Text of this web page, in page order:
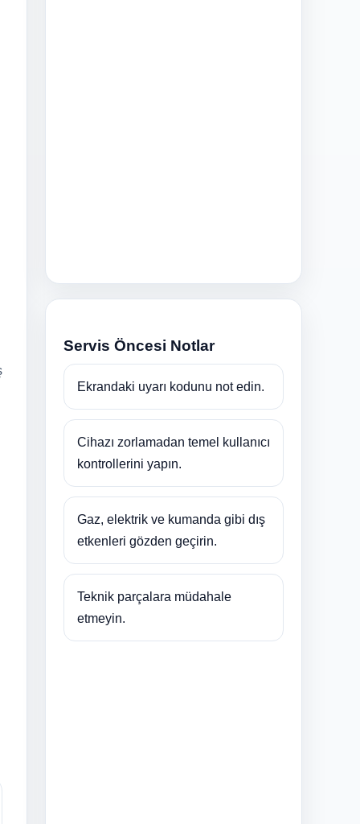
Servis Öncesi Notlar
Ekrandaki uyarı kodunu not edin.
Cihazı zorlamadan temel kullanıcı
kontrollerini yapın.
Gaz, elektrik ve kumanda gibi dış
etkenleri gözden geçirin.
Teknik parçalara müdahale
etmeyin.